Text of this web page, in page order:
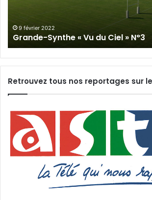
19 janvier 2022
Grande-Synthe « Vu du Ciel » N°2
Retrouvez tous nos reportages sur